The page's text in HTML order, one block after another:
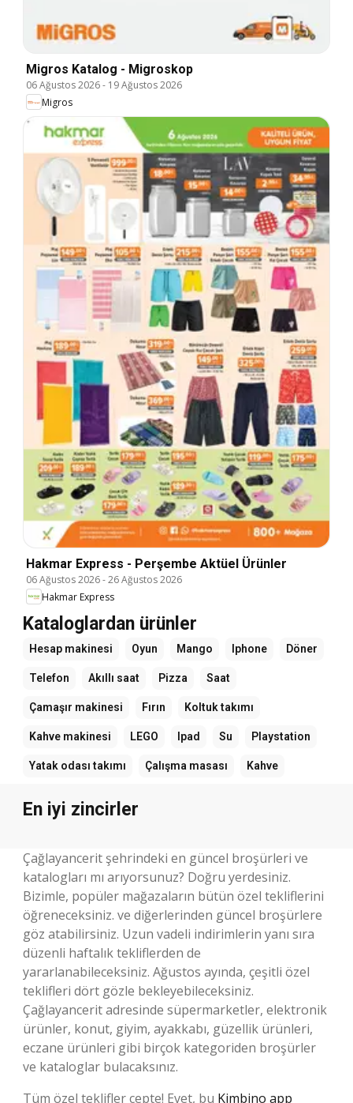
Migros Katalog - Migroskop
06 Ağustos 2026- 19 Ağustos 2026
Migros
Hakmar Express - Perşembe Aktüel Ürünler
06 Ağustos 2026-26 Ağustos 2026
Hakmar Express
Kataloglardan ürünler
Hesap makinesi Oyun Mango Iphone Döner
Telefon Akıllı saat Pizza Saat
Çamaşır makinesi Fırın Koltuk takımı
Kahve makinesi LEGO Ipad Su Playstation
Yatak odası takımı Çalışma masası Kahve
En iyi zincirler
Çağlayancerit şehrindeki en güncel broşürleri ve
katalogları mı arıyorsunuz? Doğru yerdesiniz.
Bizimle, popüler mağazaların bütün özel tekliflerini
öğreneceksiniz. ve diğerlerinden güncel broşürlere
göz atabilirsiniz. Uzun vadeli indirimlerin yanı sıra
düzenli haftalık tekliflerden de
yararlanabileceksiniz. Ağustos ayında, çeşitli özel
teklifleri dört gözle bekleyebileceksiniz.
Çağlayancerit adresinde süpermarketler, elektronik
ürünler, konut, giyim, ayakkabı, güzellik ürünleri,
eczane ürünleri gibi birçok kategoriden broşürler
ve kataloglar bulacaksınız.
Tüm özel teklifler cepte! Evet, bu Kimbino app